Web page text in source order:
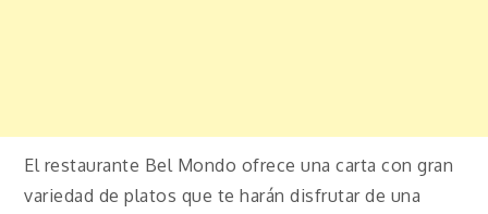
El restaurante Bel Mondo ofrece una carta con gran
variedad de platos que te harán disfrutar de una